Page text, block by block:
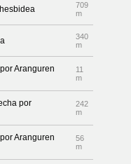
709
m
340
m
Aranguren
11
m
por
242
m
Aranguren
56
m